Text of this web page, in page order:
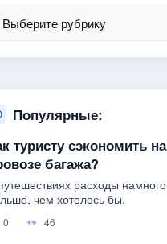
Популярные:
туристу сэкономить на
багажа?
расходы намного
чем хотелось бы.
0 46